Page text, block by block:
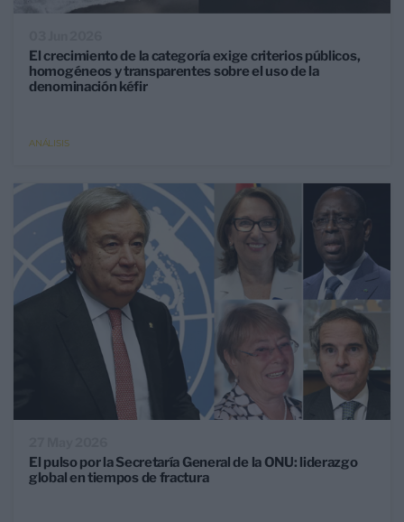
El crecimiento de la categoría exige criterios públicos,
homogéneos y transparentes sobre el uso de la
denominación kéfir
ANÁLISIS
El pulso por la Secretaría General de la ONU: liderazgo
global en tiempos de fractura